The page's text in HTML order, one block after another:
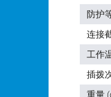
防护
连接
工作
插拨
重量